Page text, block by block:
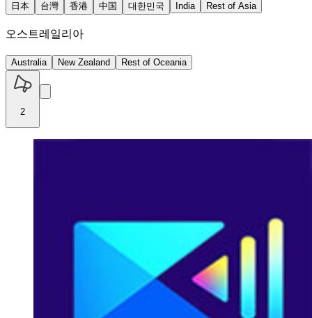
日本 台灣 香港 中国 대한민국 India Rest of Asia
오스트레일리아
Australia New Zealand Rest of Oceania
2